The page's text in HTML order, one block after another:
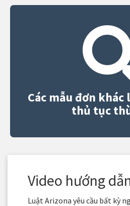
Các mẫu đơn khác
thủ tục
Video hướng
Luật Arizona yêu cầu bất kỳ